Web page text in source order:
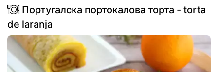
Португалска портокалова торта - torta
de laranja